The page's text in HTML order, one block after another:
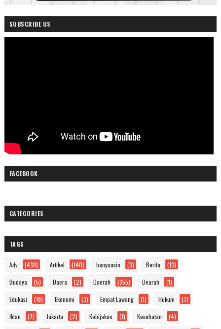
SUBSCRIBE US
FACEBOOK
CATEGORIES
TAGS
Adv (439) Artikel (140) banyuasin (3) Berita (13)
Budaya (5) Daera (2) Daerah (355) Dearah (1)
Edukasi (19) Ekonomi (3) Empat Lawang (1) Hukum (7)
Iklan (7) Jakarta (2) Kebijakan (1) Kesehatan (4)